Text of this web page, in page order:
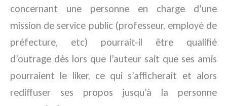
concernant une personne en charge d’une
mission de service public (professeur, employé de
préfecture, etc) pourrait-il être qualifié
d’outrage dès lors que l’auteur sait que ses amis
pourraient le liker, ce qui s’afficherait et alors
rediffuser ses propos jusqu’à la personne